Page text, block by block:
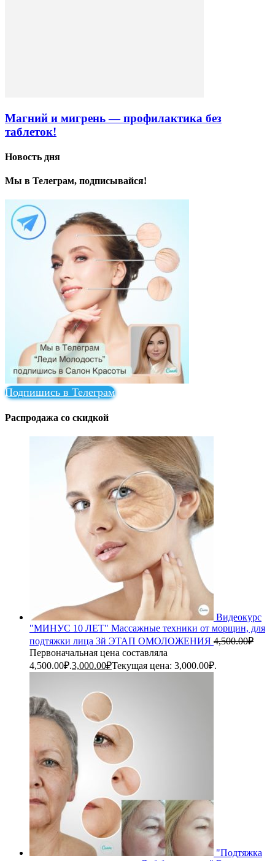
Магний и мигрень — профилактика без
таблеток!
Новость дня
Мы в Телеграм, подписывайся!
Подпишись в Телеграм
Распродажа со скидкой
Видеокурс
"МИНУС 10 ЛЕТ" Массажные техники от морщин, для
подтяжки лица 3й ЭТАП ОМОЛОЖЕНИЯ 4,500.00₽
Первоначальная цена составляла
4,500.00₽.3,000.00₽Текущая цена: 3,000.00₽.
"Подтяжка